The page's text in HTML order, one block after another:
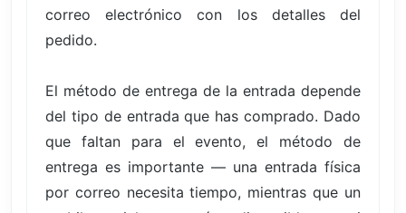
correo electrónico con los detalles del
pedido.
El método de entrega de la entrada depende
del tipo de entrada que has comprado. Dado
que faltan para el evento, el método de
entrega es importante — una entrada física
por correo necesita tiempo, mientras que un